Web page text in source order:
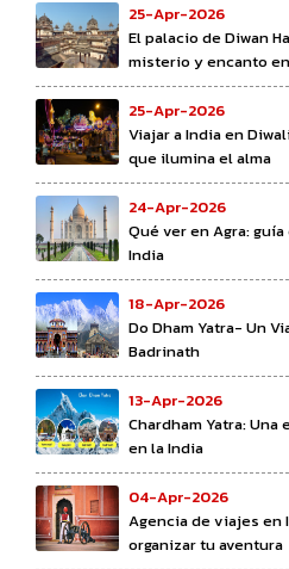
25-Apr-2026
El palacio de Diwan
misterio y encanto
25-Apr-2026
Viajar a India en
que ilumina el alma
24-Apr-2026
Qué ver en Agra:
India
18-Apr-2026
Do Dham Yatra- Un
Badrinath
13-Apr-2026
Chardham Yatra:
en la India
04-Apr-2026
Agencia de viajes en
organizar tu aventura